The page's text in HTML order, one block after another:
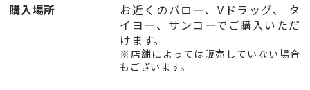
購入場所 お近くのバロー、Vドラッグ、 タ
イヨー、サンコーでご購入いただ
けます。
※店舗によっては販売していない場合
もございます。